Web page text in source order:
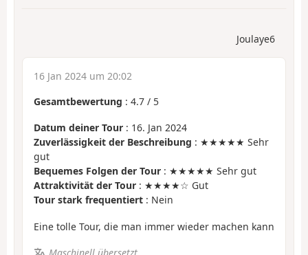
Joulaye6
16 Jan 2024 um 20:02
Gesamtbewertung : 4.7 / 5
Datum deiner Tour : 16. Jan 2024
Zuverlässigkeit der Beschreibung : ★★★★★ Sehr
gut
Bequemes Folgen der Tour : ★★★★★ Sehr gut
Attraktivität der Tour : ★★★★☆ Gut
Tour stark frequentiert : Nein
Eine tolle Tour, die man immer wieder machen kann